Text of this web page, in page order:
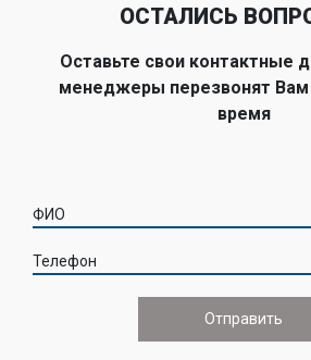
ОСТАЛИСЬ
Оставьте свои контактные
менеджеры перезвонят
время
ФИО
Телефон